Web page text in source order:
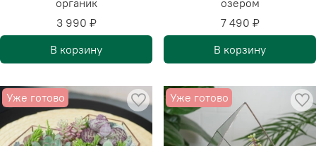
3 990 ₽
В корзину
7 490 ₽
В корзину
Уже готово Уже готово